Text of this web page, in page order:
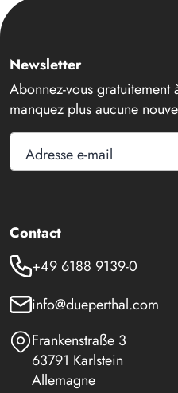
Newsletter
Abonnez-vous gratuitement
manquez plus aucune
Adresse e-mail
Contact
+49 6188 9139-0
info@dueperthal.com
Frankenstraße 3
63791 Karlstein
Allemagne